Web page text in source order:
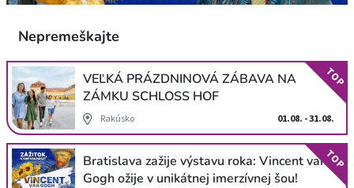
Nepremeškajte
VEĽKÁ PRÁZDNINOVÁ ZÁBAVA NA
ZÁMKU SCHLOSS HOF
Rakúsko 01.08. - 31.08.
TOP
Bratislava zažije výstavu roka: Vincent van
Gogh ožije v unikátnej imerzívnej šou!
TOP